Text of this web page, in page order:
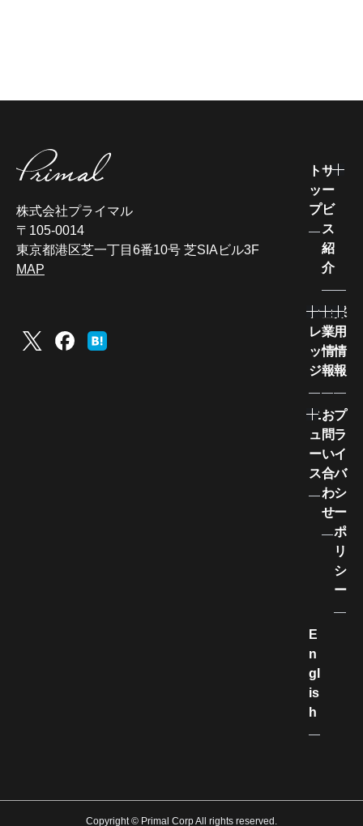
株式会社プライマル
〒105-0014
東京都港区芝一丁目6番10号 芝SIAビル3F
MAP
ト
ッ
プ
サ
ー
ビ
ス
紹
介
ナ
レ
ッ
ジ
企
業
情
報
採
用
情
報
ニ
ュ
ー
ス
お
問
い
合
わ
せ
プ
ラ
イ
バ
シ
ー
ポ
リ
シ
ー
E
n
gl
is
h
Copyright © Primal Corp All rights reserved.